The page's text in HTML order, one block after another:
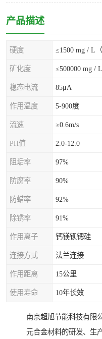
产品描述
硬度 ≤1500 mg / L
矿化度 ≤500000 mg /
稳态电流 85μA
作用温度 5-900度
流速 ≥0.6m/s
PH值 2.0-12.0
阻垢率 97%
防腐率 90%
防蜡率 92%
除锈率 91%
作用离子 钙镁钡锶硅
连接方式 法兰连接
作用距离 15公里
使用寿命 10年长效
南京超旭节能科技有限
元合金材料的研发、生